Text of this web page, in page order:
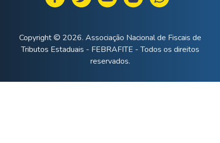
Copyright © 2026. Associação Nacional de Fiscais de
Tributos Estaduais - FEBRAFITE - Todos os direitos
reservados.